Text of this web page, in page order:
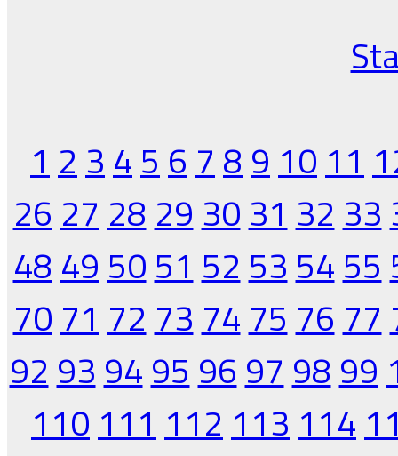
1 2 3 4 5 6 7 8 9 10 11
26 27 28 29 30 31 32 33
48 49 50 51 52 53 54 55
70 71 72 73 74 75 76 77
92 93 94 95 96 97 98 99
110 111 112 113 114